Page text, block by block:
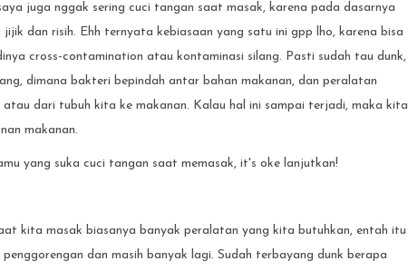
juga nggak sering cuci tangan saat masak, karena pada dasarnya
jijik dan risih. Ehh ternyata kebiasaan yang satu ini gpp lho, karena bisa
cross-contamination atau kontaminasi silang. Pasti sudah tau dunk,
dimana bakteri bepindah antar bahan makanan, dan peralatan
atau dari tubuh kita ke makanan. Kalau hal ini sampai terjadi, maka kita
makanan.
yang suka cuci tangan saat memasak, it's oke lanjutkan!
kita masak biasanya banyak peralatan yang kita butuhkan, entah itu
penggorengan dan masih banyak lagi. Sudah terbayang dunk berapa